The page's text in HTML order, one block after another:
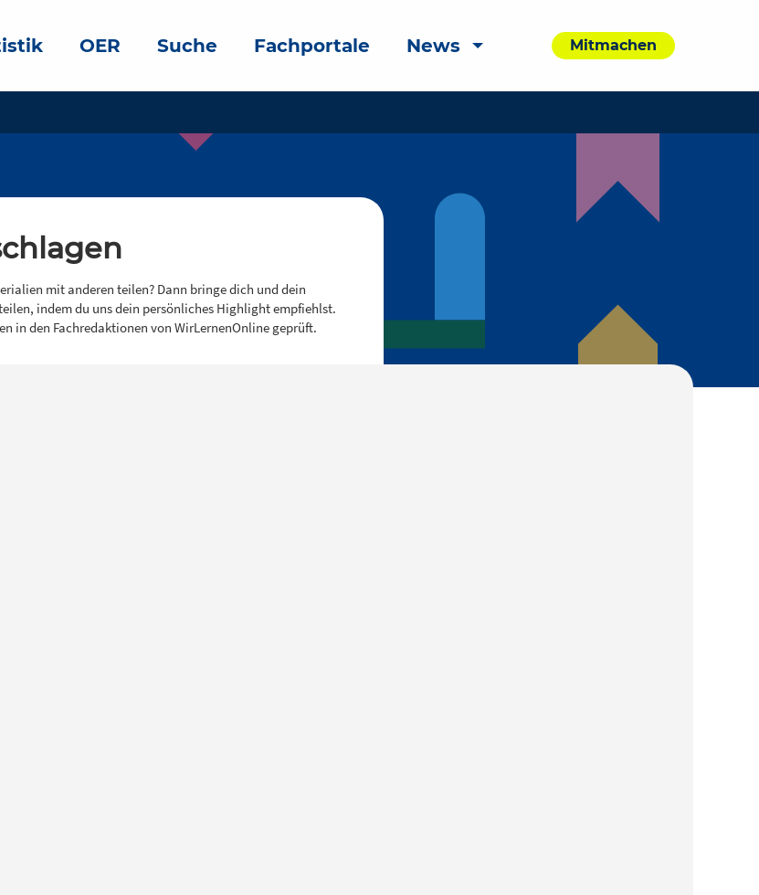
OER Suche Fachportale News Mitmachen
mit anderen teilen? Dann bringe dich und dein
indem du uns dein persönliches Highlight empfiehlst.
in den Fachredaktionen von WirLernenOnline geprüft.